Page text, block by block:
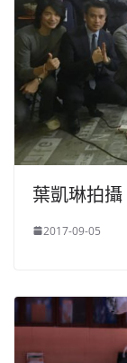
葉凱琳拍
2017-09-05